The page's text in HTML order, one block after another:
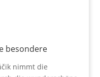
besondere
nimmt die